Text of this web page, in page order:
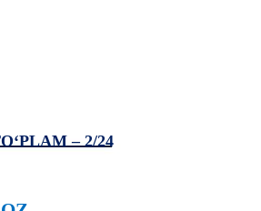
– 2/24